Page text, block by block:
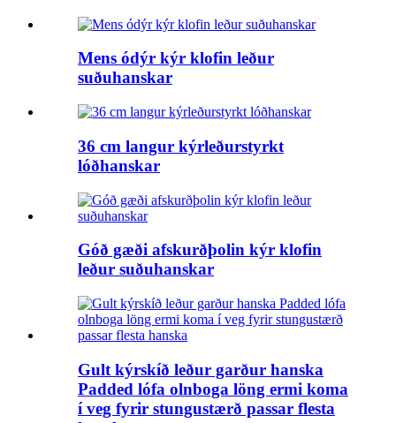
Mens ódýr kýr klofin leður
suðuhanskar
36 cm langur kýrleðurstyrkt
lóðhanskar
Góð gæði afskurðþolin kýr klofin
leður suðuhanskar
Gult kýrskíð leður garður hanska
Padded lófa olnboga löng ermi koma
í veg fyrir stungustærð passar flesta